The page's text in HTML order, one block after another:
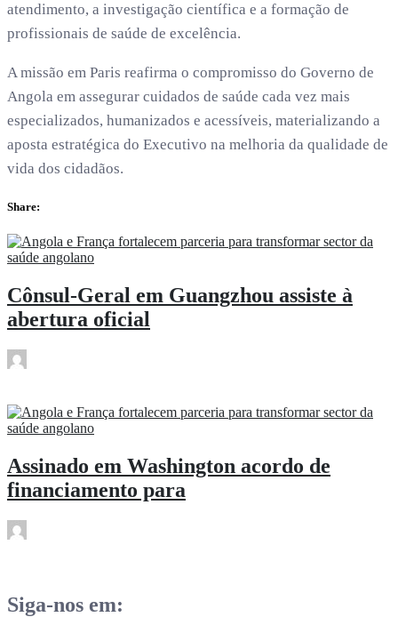
atendimento, a investigação científica e a formação de
profissionais de saúde de excelência.
A missão em Paris reafirma o compromisso do Governo de
Angola em assegurar cuidados de saúde cada vez mais
especializados, humanizados e acessíveis, materializando a
aposta estratégica do Executivo na melhoria da qualidade de
vida dos cidadãos.
Share:
Cônsul-Geral em Guangzhou assiste à
abertura oficial
Assinado em Washington acordo de
financiamento para
Siga-nos em: